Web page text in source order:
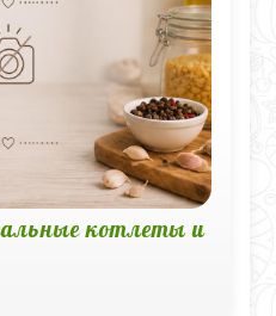
котлеты и